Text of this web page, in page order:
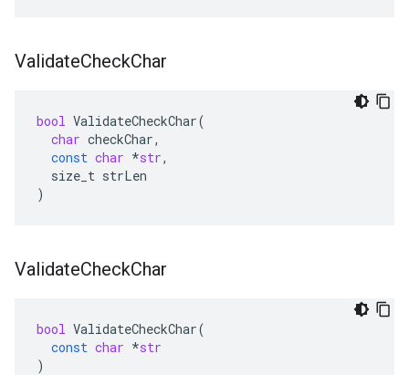
ValidateCheckChar
bool ValidateCheckChar(
char checkChar,
const char *str,
size_t strLen
)
ValidateCheckChar
bool ValidateCheckChar(
const char *str
)